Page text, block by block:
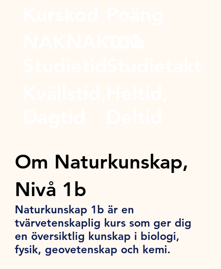
Om Naturkunskap,
Nivå 1b
Naturkunskap 1b är en
tvärvetenskaplig kurs som ger dig
en översiktlig kunskap i biologi,
fysik, geovetenskap och kemi.